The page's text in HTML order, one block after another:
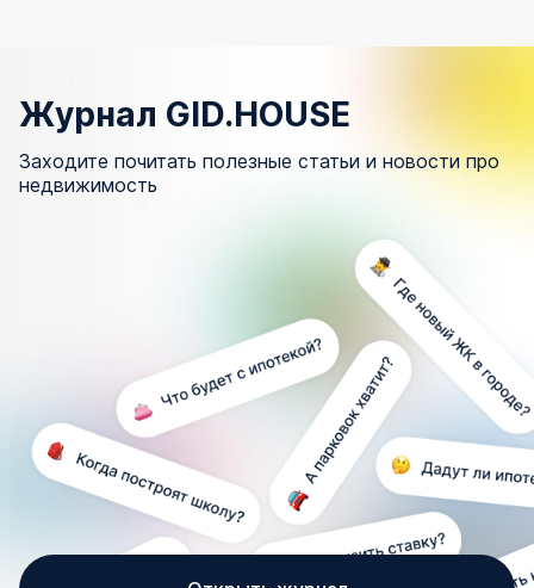
Журнал GID.HOUSE
Заходите почитать полезные статьи и новости про
недвижимость